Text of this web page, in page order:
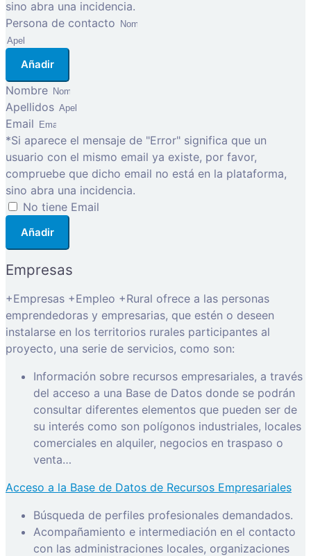
sino abra una incidencia.
Persona de contacto
Añadir
Nombre
Apellidos
Email
*Si aparece el mensaje de "Error" significa que un
usuario con el mismo email ya existe, por favor,
compruebe que dicho email no está en la plataforma,
sino abra una incidencia.
No tiene Email
Añadir
Empresas
+Empresas +Empleo +Rural ofrece a las personas
emprendedoras y empresarias, que estén o deseen
instalarse en los territorios rurales participantes al
proyecto, una serie de servicios, como son:
Información sobre recursos empresariales, a través
del acceso a una Base de Datos donde se podrán
consultar diferentes elementos que pueden ser de
su interés como son polígonos industriales, locales
comerciales en alquiler, negocios en traspaso o
venta…
Acceso a la Base de Datos de Recursos Empresariales
Búsqueda de perfiles profesionales demandados.
Acompañamiento e intermediación en el contacto
con las administraciones locales, organizaciones